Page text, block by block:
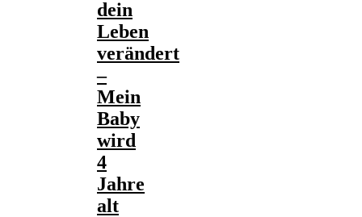
dein
Leben
verändert
–
Mein
Baby
wird
4
Jahre
alt